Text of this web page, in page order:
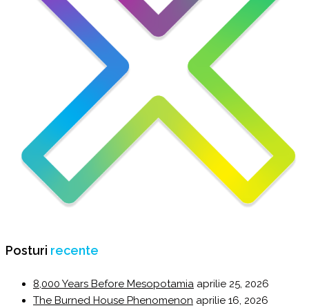
Posturi recente
8,000 Years Before Mesopotamia aprilie 25, 2026
The Burned House Phenomenon aprilie 16, 2026